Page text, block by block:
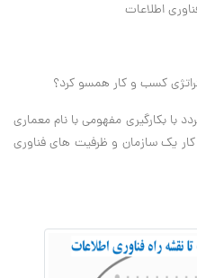
کسب و کار همسو کرد؟
مشاهده می گردد با بکارگیری مفهومی با نام معماری
یک سازمان و ظرفیت های فناوری